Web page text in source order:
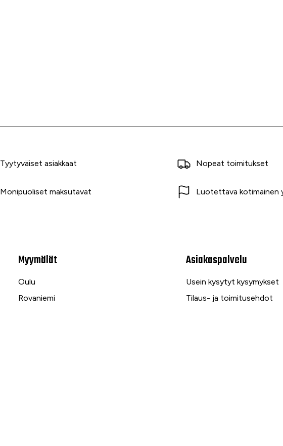
Tyytyväiset asiakkaat Nopeat toimitukset
Monipuoliset maksutavat Luotettava kotimainen
Myymälät
Oulu
Rovaniemi
Asiakaspalvelu
Usein kysytyt kysymykset
Tilaus- ja toimitusehdot